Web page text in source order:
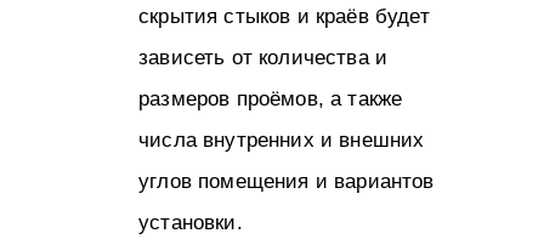
скрытия стыков и краёв будет
зависеть от количества и
размеров проёмов, а также
числа внутренних и внешних
углов помещения и вариантов
установки.